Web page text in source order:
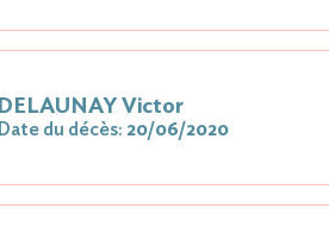
DELAUNAY Victor
Date du décès: 20/06/2020